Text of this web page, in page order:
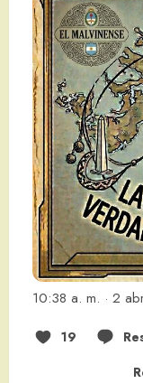
10:38 a. m. · 2
19